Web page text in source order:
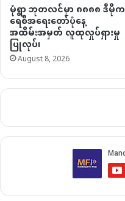
မုံရွာ ဘုတလင်မှာ ၈၈၈၈ ဒီမိုက
ရေစီအရေးတော်ပုံနေ့
အထိမ်းအမှတ် လူထုလှုပ်ရှားမှု
ပြုလုပ်၊
August 8, 2026